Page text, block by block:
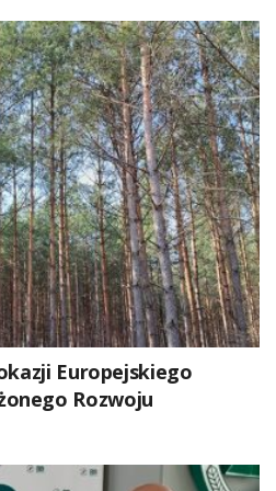
Europejskiego
Rozwoju